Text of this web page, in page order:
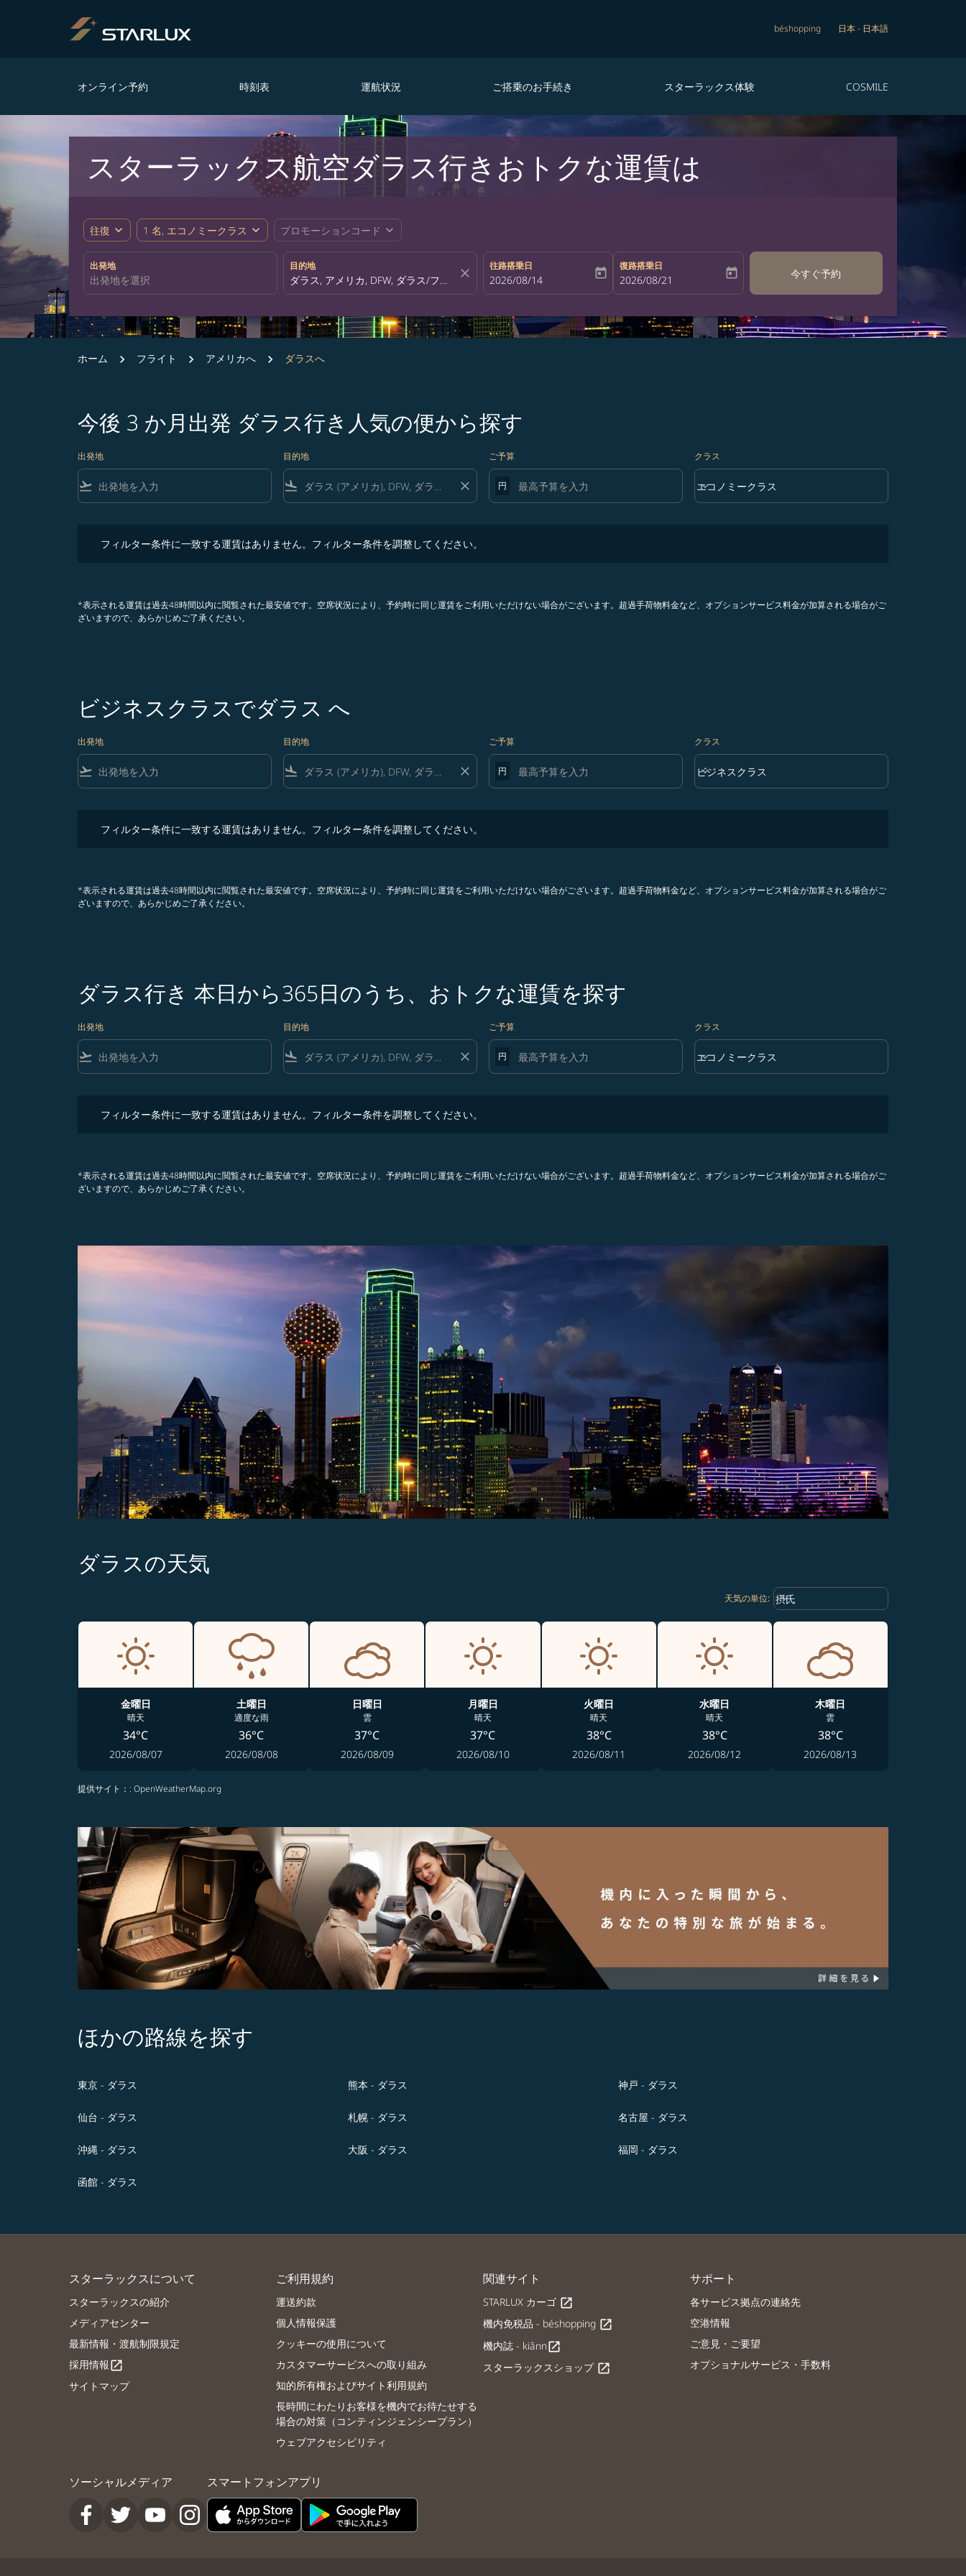
béshopping 日本- 日本語
オンライン予約 時刻表 運航状況 ご搭乗のお手続き スターラックス体験 COSMILE
スターラックス航空ダラス行きおトクな運賃は
往復 expand_more 1 名, エコノミークラス expand_more プロモーションコード expand_more
出発地 目的地
close
往路搭乗日
fc-booking-departure-date-aria-label
2026/08/14 today
復路搭乗日
fc-booking-return-date-aria-label
2026/08/21 today 今すぐ予約
ホーム フライト アメリカへ ダラスへ
今後 3 か月出発 ダラス行き人気の便から探す
出発地
flight_takeoff
目的地
flight_land close
ご予算
円
クラス
クラス option エコノミークラス Selected
エコノミークラス
keyboard_arrow_down
フィルター条件に一致する運賃はありません。フィルター条件を調整してください。
*表示される運賃は過去48時間以内に閲覧された最安値です。空席状況により、予約時に同じ運賃をご利用いただけない場合がございます。超過手荷物料金など、オプションサービス料金が加算される場合がご
ざいますので、あらかじめご了承ください。
ビジネスクラスでダラス へ
出発地
flight_takeoff
目的地
flight_land close
ご予算
円
クラス
クラス option ビジネスクラス Selected
ビジネスクラス
keyboard_arrow_down
フィルター条件に一致する運賃はありません。フィルター条件を調整してください。
*表示される運賃は過去48時間以内に閲覧された最安値です。空席状況により、予約時に同じ運賃をご利用いただけない場合がございます。超過手荷物料金など、オプションサービス料金が加算される場合がご
ざいますので、あらかじめご了承ください。
ダラス行き 本日から365日のうち、おトクな運賃を探す
出発地
flight_takeoff
目的地
flight_land close
ご予算
円
クラス
クラス option エコノミークラス Selected
エコノミークラス
keyboard_arrow_down
フィルター条件に一致する運賃はありません。フィルター条件を調整してください。
*表示される運賃は過去48時間以内に閲覧された最安値です。空席状況により、予約時に同じ運賃をご利用いただけない場合がございます。超過手荷物料金など、オプションサービス料金が加算される場合がご
ざいますので、あらかじめご了承ください。
ダラスの天気
天気の単位: Weather unit option 摂氏 Selected
摂氏
keyboard_arrow_down
金曜日
晴天
34°C
2026/08/07
土曜日
適度な雨
36°C
2026/08/08
日曜日
雲
37°C
2026/08/09
月曜日
晴天
37°C
2026/08/10
火曜日
晴天
38°C
2026/08/11
水曜日
晴天
38°C
2026/08/12
木曜日
雲
38°C
2026/08/13
提供サイト： : OpenWeatherMap.org
ほかの路線を探す
東京 - ダラス 熊本 - ダラス 神戸 - ダラス
仙台 - ダラス 札幌 - ダラス 名古屋 - ダラス
沖縄 - ダラス 大阪 - ダラス 福岡 - ダラス
函館 - ダラス
スターラックスについて
スターラックスの紹介
メディアセンター
最新情報・渡航制限規定
採用情報open_in_new
サイトマップ
ご利用規約
運送約款
個人情報保護
クッキーの使用について
カスタマーサービスへの取り組み
知的所有権およびサイト利用規約
長時間にわたりお客様を機内でお待たせする
場合の対策（コンティンジェンシープラン）
ウェブアクセシビリティ
関連サイト
STARLUX カーゴ open_in_new
機内免税品 - béshopping open_in_new
機内誌 - kiânnopen_in_new
スターラックスショップ open_in_new
サポート
各サービス拠点の連絡先
空港情報
ご意見・ご要望
オプショナルサービス・手数料
ソーシャルメディア スマートフォンアプリ